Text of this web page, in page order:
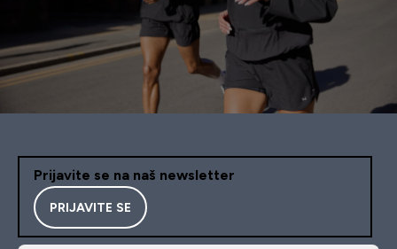
Prijavite se na naš newsletter
PRIJAVITE SE